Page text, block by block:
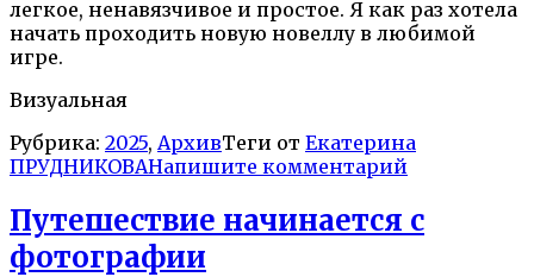
легкое, ненавязчивое и простое. Я как раз хотела
начать проходить новую новеллу в любимой
игре.
Визуальная
Рубрика: 2025, АрхивТеги от Екатерина
ПРУДНИКОВАНапишите комментарий
Путешествие начинается с
фотографии